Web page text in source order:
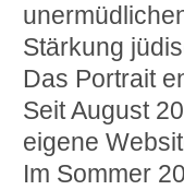
Stärkung
Das Portrait
Seit August
eigene
Im Sommer